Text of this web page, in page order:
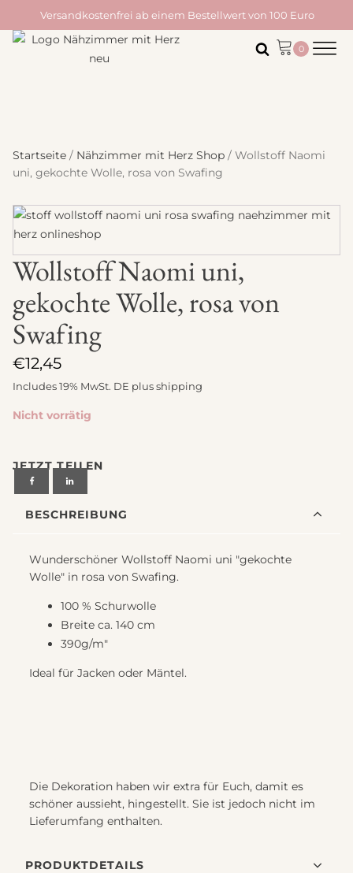
Versandkostenfrei ab einem Bestellwert von 100 Euro
Startseite / Nähzimmer mit Herz Shop / Wollstoff Naomi
uni, gekochte Wolle, rosa von Swafing
Wollstoff Naomi uni,
gekochte Wolle, rosa von
Swafing
€12,45
Includes 19% MwSt. DE plusshipping
Nicht vorrätig
JETZT TEILEN
BESCHREIBUNG
Wunderschöner Wollstoff Naomi uni "gekochte
Wolle" in rosa von Swafing.
100 % Schurwolle
Breite ca. 140 cm
390g/m"
Ideal für Jacken oder Mäntel.
Die Dekoration haben wir extra für Euch, damit es
schöner aussieht, hingestellt. Sie ist jedoch nicht im
Lieferumfang enthalten.
PRODUKTDETAILS